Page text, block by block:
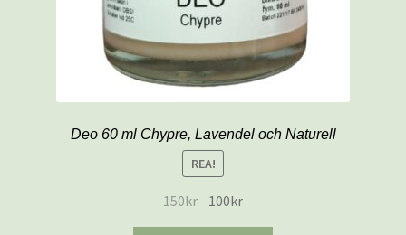
Deo 60 ml Chypre, Lavendel och Naturell
REA!
150kr 100kr